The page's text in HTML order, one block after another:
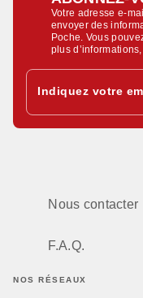
Votre adresse e-
envoyer des
Poche. Vous
plus
Indiquez votre
Nous contacter
F.A.Q.
NOS RÉSEAUX